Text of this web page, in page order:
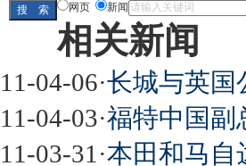
网页 新闻
相关新闻
11-04-06·长城与英国
11-04-03·福特中国副
11-03-31 ·本田和马自